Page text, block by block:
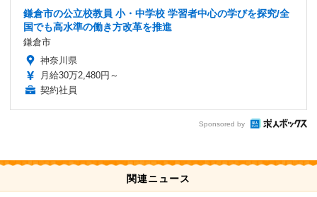
鎌倉市の公立校教員 小・中学校 学習者中心の学びを探究/全
国でも高水準の働き方改革を推進
鎌倉市
神奈川県
月給30万2,480円～
契約社員
Sponsored by
関連ニュース